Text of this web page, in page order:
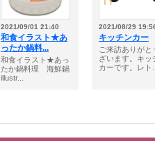
2021/09/01 21:40
和食イラスト★あ
ったか鍋料...
和食イラスト★あっ
たか鍋料理 海鮮鍋
illustr...
2021/08/29
キッチンカー
ご来訪ありがと
ざいます。キッ
カーです。レト